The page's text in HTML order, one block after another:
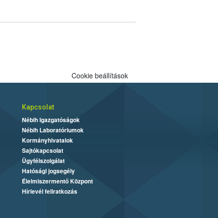
Cookie beállítások
Kapcsolat
Nébih Igazgatóságok
Nébih Laboratóriumok
Kormányhivatalok
Sajtókapcsolat
Ügyfélszolgálat
Hatósági jogsegély
Élelmiszermentő Központ
Hírlevél feliratkozás